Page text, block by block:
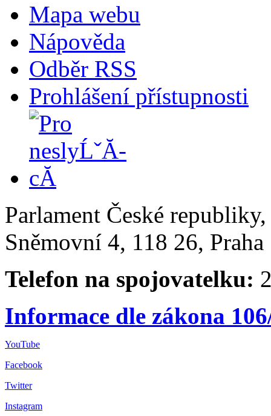
Mapa webu
Nápověda
Odběr RSS
Prohlášení přístupnosti
Parlament České
Sněmovní 4, 118 26,
Telefon na spojovatelku:
Informace dle zákona
YouTube
Facebook
Twitter
Instagram